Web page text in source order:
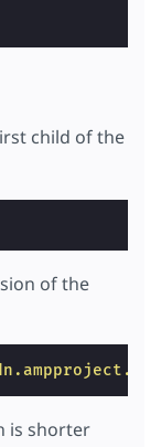
child of the
of the
is shorter